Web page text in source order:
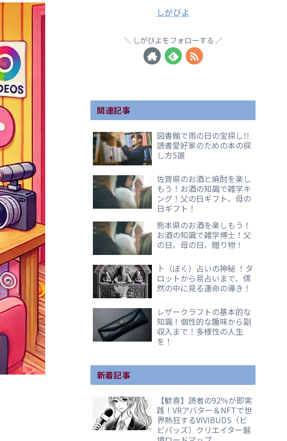
しがびよ
しがびよをフォローする
関連記事
図書館で雨の日の宝探し!!
読書愛好家のための本の探
し方5選
佐賀県のお酒と焼酎を楽し
もう！お酒の知識で雑学キ
ング！父の日ギフト、母の
日ギフト！
熊本県のお酒を楽しもう！
お酒の知識で雑学博士！父
の日、母の日、贈り物！
卜（ぼく）占いの神秘 ！タ
ロットから易占いまで、偶
然の中に見る運命の導き！
レザークラフトの基本的な
知識！個性的な趣味から副
収入まで！多様性の人生
を！
新着記事
【歓喜】読者の92％が即実
践！VRアバター＆NFTで世
界熱狂するVIVIBUDS（ビ
ビバッズ）クリエイター越